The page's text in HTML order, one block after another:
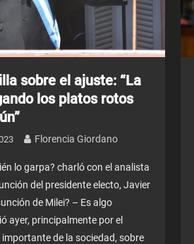
sobre el ajuste: “La
los platos rotos
Florencia Giordano
lo garpa? charló con el analista
del presidente electo, Javier
de Milei? – Es algo
ayer, principalmente por el
de la sociedad, sobre